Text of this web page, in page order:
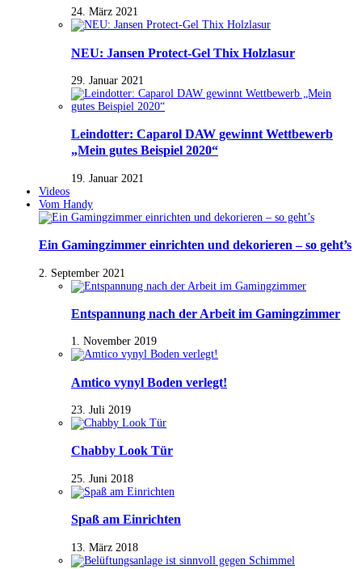
24. März 2021
NEU: Jansen Protect-Gel Thix Holzlasur
29. Januar 2021
Leindotter: Caparol DAW gewinnt Wettbewerb
„Mein gutes Beispiel 2020“
19. Januar 2021
Videos
Vom Handy
Ein Gamingzimmer einrichten und dekorieren – so geht’s
2. September 2021
Entspannung nach der Arbeit im Gamingzimmer
1. November 2019
Amtico vynyl Boden verlegt!
23. Juli 2019
Chabby Look Tür
25. Juni 2018
Spaß am Einrichten
13. März 2018